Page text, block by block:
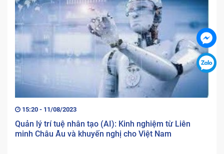
15:20 - 11/08/2023
Quản lý trí tuệ nhân tạo (AI): Kinh nghiệm từ Liên
minh Châu Âu và khuyến nghị cho Việt Nam